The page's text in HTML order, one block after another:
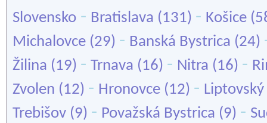
Slovensko - Bratislava (131) - Košice
Michalovce (29) - Banská Bystrica (24)
Žilina (19) - Trnava (16) - Nitra (16) -
Zvolen (12) - Hronovce (12) -
Trebišov (9) - Považská Bystrica (9) -